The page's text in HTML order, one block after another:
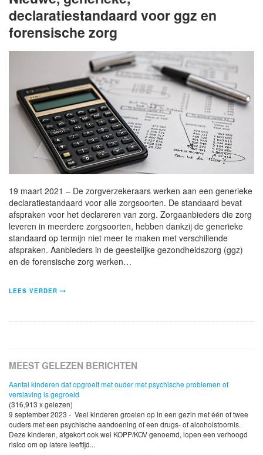
declaratiestandaard voor ggz en
forensische zorg
19 maart 2021 – De zorgverzekeraars werken aan een generieke
declaratiestandaard voor alle zorgsoorten. De standaard bevat
afspraken voor het declareren van zorg. Zorgaanbieders die zorg
leveren in meerdere zorgsoorten, hebben dankzij de generieke
standaard op termijn niet meer te maken met verschillende
afspraken. Aanbieders in de geestelijke gezondheidszorg (ggz)
en de forensische zorg werken…
LEES VERDER
MEEST GELEZEN BERICHTEN
Aantal kinderen dat opgroeit met ouder met psychische problemen of
verslaving is gegroeid
(316,913 x gelezen)
9 september 2023 - Veel kinderen groeien op in een gezin met één of twee
ouders met een psychische aandoening of een drugs- of alcoholstoornis.
Deze kinderen, afgekort ook wel KOPP/KOV genoemd, lopen een verhoogd
risico om op latere leeftijd...